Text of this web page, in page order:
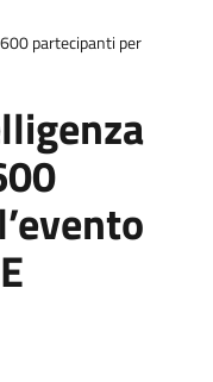
partecipanti per